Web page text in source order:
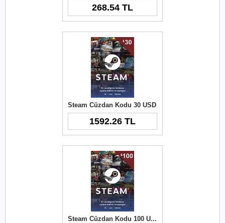
268.54 TL
Steam Cüzdan Kodu 30 USD
1592.26 TL
Steam Cüzdan Kodu 100 USD